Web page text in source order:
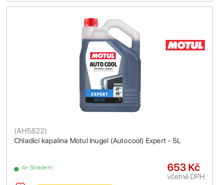
Chladící kapalina Motul Inugel (Autocool) Expert - 5L
(AH5822)
4+ Skladem 653 Kč
včetně DPH